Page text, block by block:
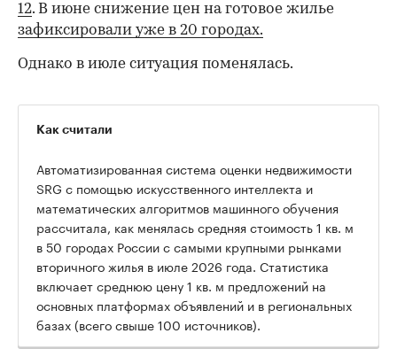
12. В июне снижение цен на готовое жилье
зафиксировали уже в 20 городах.
Однако в июле ситуация поменялась.
00:00 / 00:00
Как считали
Автоматизированная система оценки недвижимости
SRG с помощью искусственного интеллекта и
математических алгоритмов машинного обучения
рассчитала, как менялась средняя стоимость 1 кв. м
в 50 городах России с самыми крупными рынками
вторичного жилья в июле 2026 года. Статистика
включает среднюю цену 1 кв. м предложений на
основных платформах объявлений и в региональных
базах (всего свыше 100 источников).